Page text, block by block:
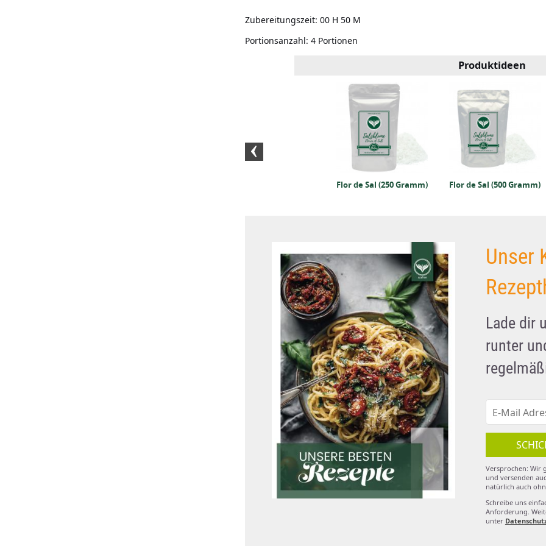
Zubereitungszeit: 00 H 50 M
Portionsanzahl: 4 Portionen
Produktideen
Flor de Sal (250 Gramm) Flor de Sal (500 Gramm)
Unser
Lade dir
runter
Versprochen: Wir
und versenden
natürlich auch
Schreibe uns
Anforderung.
unter